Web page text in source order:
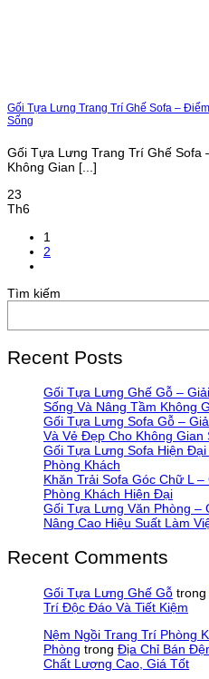
Gối Tựa Lưng Trang Trí Ghế Sofa –
Sống
Gối Tựa Lưng Trang Trí Ghế Sofa
Không Gian [...]
23
Th6
1
2
Tìm kiếm
Recent Posts
Gối Tựa Lưng Ghế Gỗ –
Sống Và Nâng Tầm Không
Gối Tựa Lưng Sofa Gỗ –
Và Vẻ Đẹp Cho Không Gian
Gối Tựa Lưng Sofa Hiện
Phòng Khách
Khăn Trải Sofa Góc Chữ L
Phòng Khách Hiện Đại
Gối Tựa Lưng Văn Phòng –
Nâng Cao Hiệu Suất Làm
Recent Comments
Gối Tựa Lưng Ghế Gỗ trong
Trí Độc Đáo Và Tiết Kiệm
Nệm Ngồi Trang Trí Phòng
Phòng trong Địa Chỉ Bán
Chất Lượng Cao, Giá Tốt